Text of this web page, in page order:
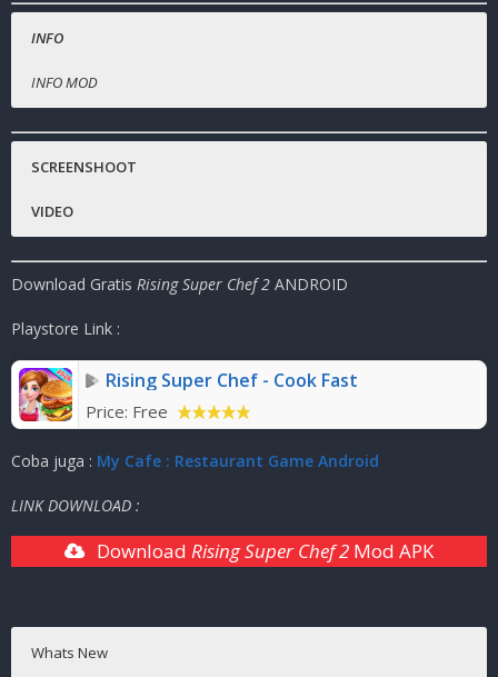
INFO
INFO MOD
Status :
Genre Game :Arcade , Cooking
Mode: Solo ( OFFLINE / ONLINE )
SCREENSHOOT
VIDEO
Download Gratis Rising Super Chef 2 ANDROID
Playstore Link :
Rising Super Chef - Cook Fast
Price: Free
Coba juga : My Cafe : Restaurant Game Android
LINK DOWNLOAD :
DownloadRising Super Chef 2 Mod APK
Whats New